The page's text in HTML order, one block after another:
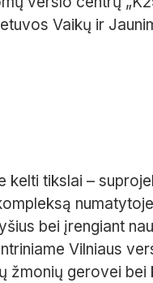
Vaikų ir
kelti tikslai –
bei įrengiant
Vilniaus
žmonių gerovei